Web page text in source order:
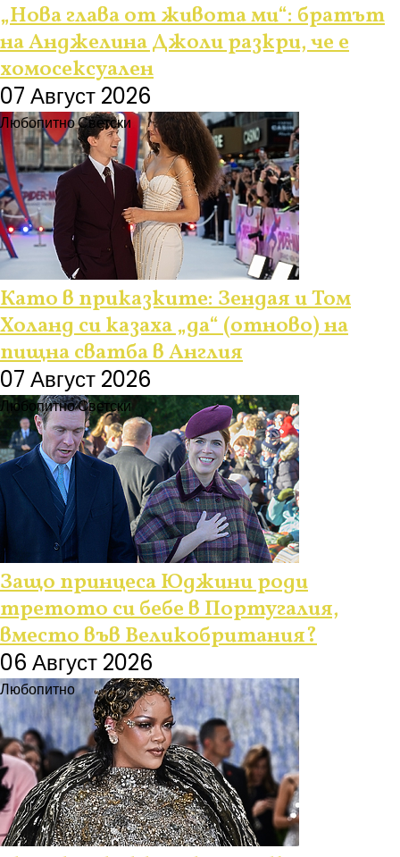
„Нова глава от живота ми“: братът
на Анджелина Джоли разкри, че е
хомосексуален
07 Август 2026
ЛюбопитноСветски
Като в приказките: Зендая и Том
Холанд си казаха „да“ (отново) на
пищна сватба в Англия
07 Август 2026
ЛюбопитноСветски
Защо принцеса Юджини роди
третото си бебе в Португалия,
вместо във Великобритания?
06 Август 2026
Любопитно